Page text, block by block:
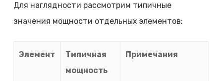
Для наглядности рассмотрим типичные
значения мощности отдельных элементов:
Элемент
Типичная
мощность
Примечания